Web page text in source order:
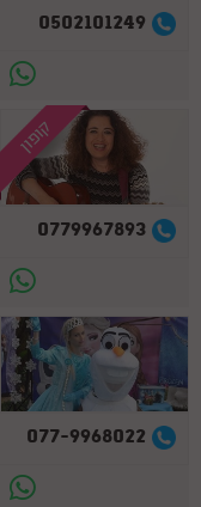
0502101249
קופון
0779967893
077-9968022